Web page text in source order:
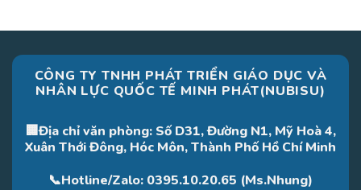
CÔNG TY TNHH PHÁT TRIỂN GIÁO DỤC VÀ
NHÂN LỰC QUỐC TẾ MINH PHÁT(NUBISU)
🏢Địa chỉ văn phòng: Số D31, Đường N1, Mỹ Hoà 4,
Xuân Thới Đông, Hóc Môn, Thành Phố Hồ Chí Minh
📞Hotline/Zalo: 0395.10.20.65 (Ms.Nhung)